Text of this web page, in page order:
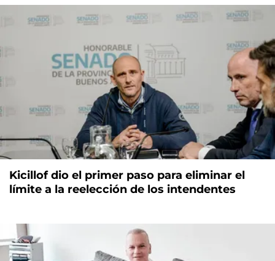
Kicillof dio el primer paso para eliminar el
límite a la reelección de los intendentes